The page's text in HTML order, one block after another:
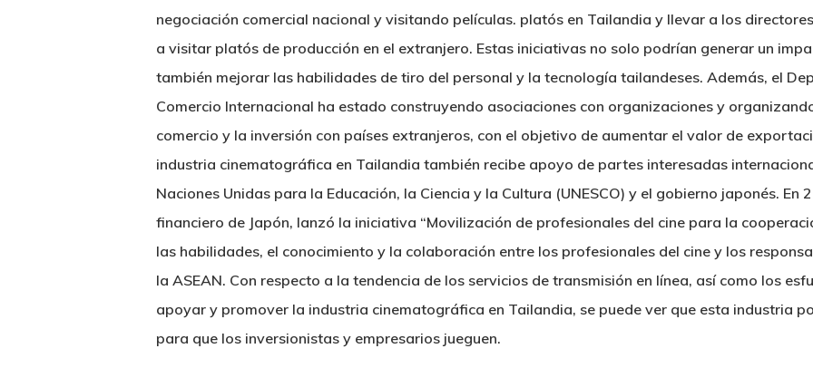
negociación comercial nacional y visitando películas. platós en Tailandia y llevar a los
a visitar platós de producción en el extranjero. Estas iniciativas no solo podrían generar un
también mejorar las habilidades de tiro del personal y la tecnología tailandeses. Además, el
Comercio Internacional ha estado construyendo asociaciones con organizaciones y
comercio y la inversión con países extranjeros, con el objetivo de aumentar el valor de
industria cinematográfica en Tailandia también recibe apoyo de partes interesadas
Naciones Unidas para la Educación, la Ciencia y la Cultura (UNESCO) y el gobierno japonés. En
financiero de Japón, lanzó la iniciativa “Movilización de profesionales del cine para la
las habilidades, el conocimiento y la colaboración entre los profesionales del cine y los
la ASEAN. Con respecto a la tendencia de los servicios de transmisión en línea, así como los
apoyar y promover la industria cinematográfica en Tailandia, se puede ver que esta industria
para que los inversionistas y empresarios jueguen.